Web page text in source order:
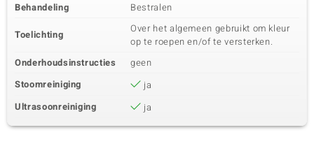
Behandeling Bestralen
Toelichting
Over het algemeen gebruikt om kleur
op te roepen en/of te versterken.
Onderhoudsinstructies
geen
Stoomreiniging
ja
Ultrasoonreiniging
ja